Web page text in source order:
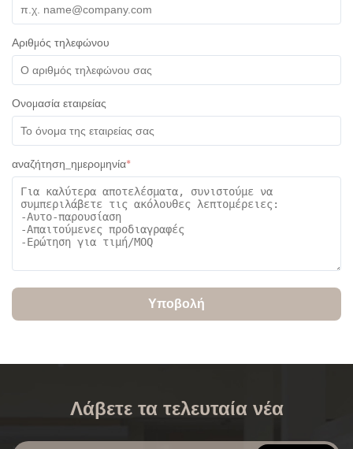
Αριθμός τηλεφώνου
Ονομασία εταιρείας
αναζήτηση_ημερομηνία*
Υποβολή
Λάβετε τα τελευταία νέα